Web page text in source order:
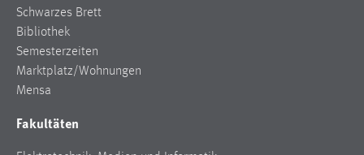
Schwarzes Brett
Bibliothek
Semesterzeiten
Marktplatz/Wohnungen
Mensa
Fakultäten
Google Ads
Name:
_gcl_au